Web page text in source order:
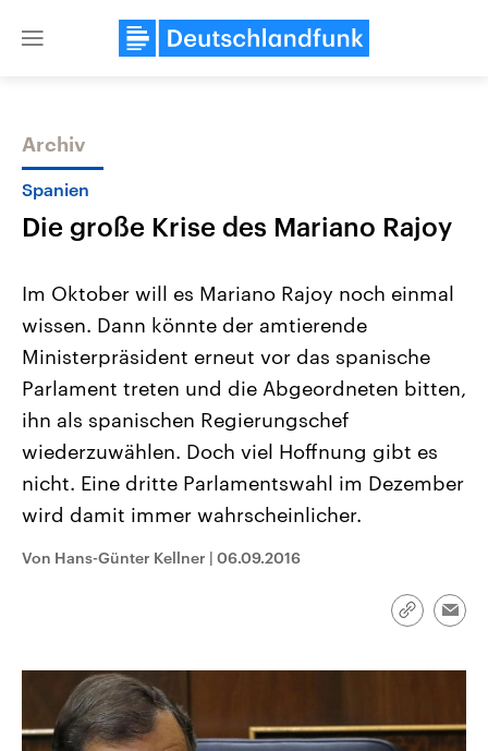
Close
Themen
Landtagswahl Sachsen-Anhalt
2026
Alle Informationen
Sachsen-Anhalt wählt am 6.
September 2026 einen neuen
Bundesland von einer Koalition aus
Umfragen, Prognosen,
und Hintergründe zu den Parteien
und Kandidaten der anstehenden
Aktuelle Beiträge,
Hintergründe
Wirtschaftlich und
gehören die Vereinigten
den mächtigsten Ländern
mit großem Einfluss auf
Sendungen Programm Podcasts
Archiv
Spanien
Die große Krise des Mariano Rajoy
Im Oktober will es Mariano Rajoy noch einmal
wissen. Dann könnte der amtierende
Ministerpräsident erneut vor das spanische
Parlament treten und die Abgeordneten bitten,
ihn als spanischen Regierungschef
wiederzuwählen. Doch viel Hoffnung gibt es
nicht. Eine dritte Parlamentswahl im Dezember
wird damit immer wahrscheinlicher.
Von Hans-Günter Kellner | 06.09.2016
Link